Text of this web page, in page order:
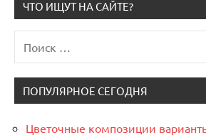
ЧТО ИЩУТ НА САЙТЕ?
для:
ПОПУЛЯРНОЕ СЕГОДНЯ
Цветочные композиции